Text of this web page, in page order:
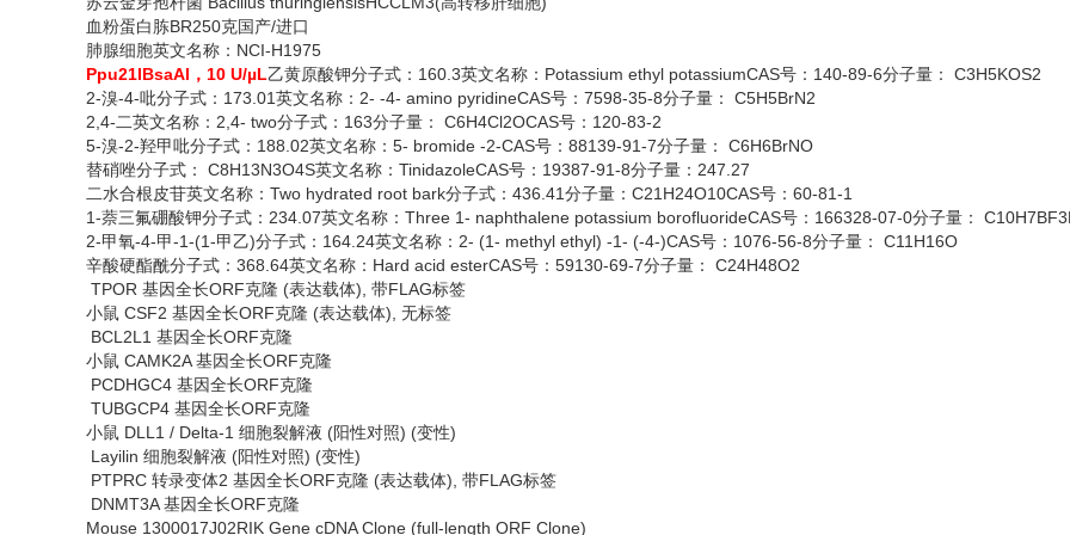
血粉蛋白胨BR250克国产/进口
肺腺细胞英文名称： NCI-H1975
Ppu21IBsaAI，10 U/µL乙黄原酸钾分子式： 160.3英文名称：Potassium ethyl potassiumCAS号：140-89-6分子量： C3H5KOS2
2-溴-4-吡分子式：173.01英文名称：2- -4- amino pyridineCAS号：7598-35-8分子量： C5H5BrN2
2,4-二英文名称：2,4- two分子式：163分子量： C6H4Cl2OCAS号：120-83-2
5-溴-2-羟甲吡分子式：188.02英文名称：5- bromide -2-CAS号：88139-91-7分子量： C6H6BrNO
替硝唑分子式：
C8H13N3O4S英文名称：TinidazoleCAS号：19387-91-8分子量：247.27
二水合根皮苷英文名称： Two hydrated root bark分子式：436.41分子量：C21H24O10CAS号：60-81-1
1-萘三氟硼酸钾分子式：234.07英文名称：Three 1- naphthalene potassium borofluorideCAS号：166328-07-0分子量：
2-甲氧-4-甲-1-(1-甲乙)分子式：164.24英文名称：2- (1- methyl ethyl) -1- (-4-)CAS号：1076-56-8分子量： C11H16O
辛酸硬酯酰分子式： 368.64英文名称：Hard acid esterCAS号：59130-69-7分子量： C24H48O2
TPOR 基因全长ORF克隆 (表达载体), 带FLAG标签
小鼠 CSF2 基因全长ORF克隆 (表达载体), 无标签
BCL2L1 基因全长ORF克隆
小鼠 CAMK2A 基因全长ORF克隆
PCDHGC4 基因全长ORF克隆
TUBGCP4 基因全长ORF克隆
小鼠 DLL1 / Delta-1 细胞裂解液 (阳性对照) (变性)
Layilin 细胞裂解液 (阳性对照) (变性)
PTPRC 转录变体2 基因全长ORF克隆 (表达载体), 带FLAG标签
DNMT3A 基因全长ORF克隆
Mouse 1300017J02RIK Gene cDNA Clone (full-length ORF Clone)